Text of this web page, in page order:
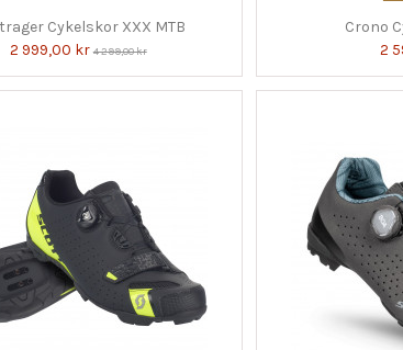
Cykelskor XXX MTB
2 999,00 kr4 299,00 kr
Crono
2